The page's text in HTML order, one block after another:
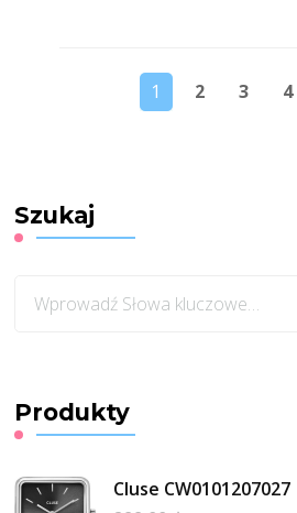
1 2 3 4
Szukaj
czegoś?
Produkty
Cluse CW0101207027